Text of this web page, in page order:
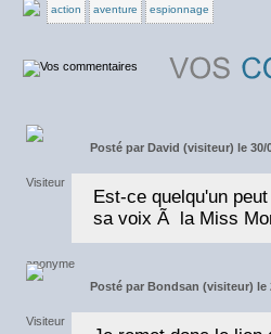
action aventure espionnage
Posté par David (visiteur) le 30/
Est-ce quelqu'un
sa voix Ã la Miss
Posté par Bondsan (visiteur) le